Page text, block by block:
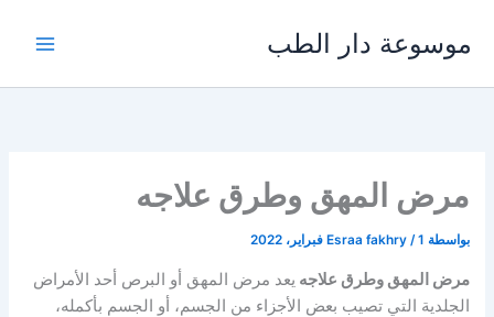
المحتوى
موسوعة دار الطب
مرض المهق وطرق علاجه
بواسطة Esraa fakhry /1 فبراير، 2022
مرض المهق وطرق علاجه يعد مرض المهق أو البرص أحد الأمراض
الجلدية التي تصيب بعض الأجزاء من الجسم، أو الجسم بأكمله،